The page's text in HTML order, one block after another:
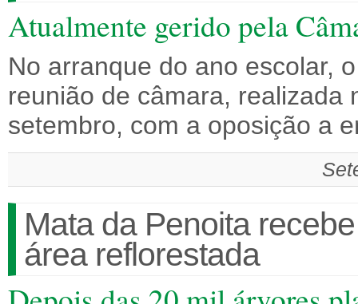
Atualmente gerido pela
No arranque do ano escolar,
reunião de câmara, realizada
setembro, com a oposição a
Mata da Penoita
área reflorestada